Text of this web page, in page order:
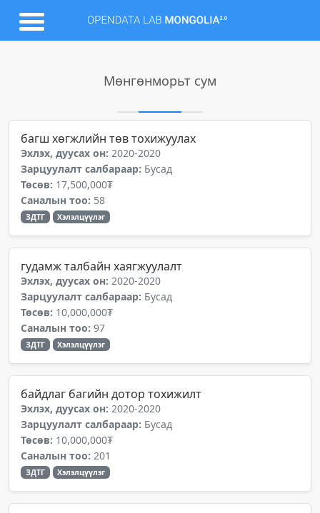
Мөнгөнморьт сум
багш хөгжлийн төв тохижуулах
Эхлэх, дуусах он: 2020-2020
Зарцуулалт салбараар: Бусад
Төсөв: 17,500,000₮
Саналын тоо: 58
ЗДТГ Хэлэлцүүлэг
гудамж талбайн хаягжуулалт
Эхлэх, дуусах он: 2020-2020
Зарцуулалт салбараар: Бусад
Төсөв: 10,000,000₮
Саналын тоо: 97
ЗДТГ Хэлэлцүүлэг
байдлаг багийн дотор тохижилт
Эхлэх, дуусах он: 2020-2020
Зарцуулалт салбараар: Бусад
Төсөв: 10,000,000₮
Саналын тоо: 201
ЗДТГ Хэлэлцүүлэг